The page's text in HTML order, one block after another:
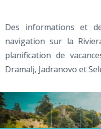
Des informations et
navigation sur la
planification de
Dramalj, Jadranovo et